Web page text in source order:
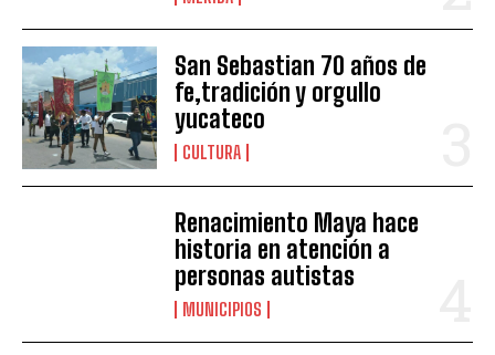
San Sebastian 70 años de
fe,tradición y orgullo
yucateco
CULTURA
Renacimiento Maya hace
historia en atención a
personas autistas
MUNICIPIOS